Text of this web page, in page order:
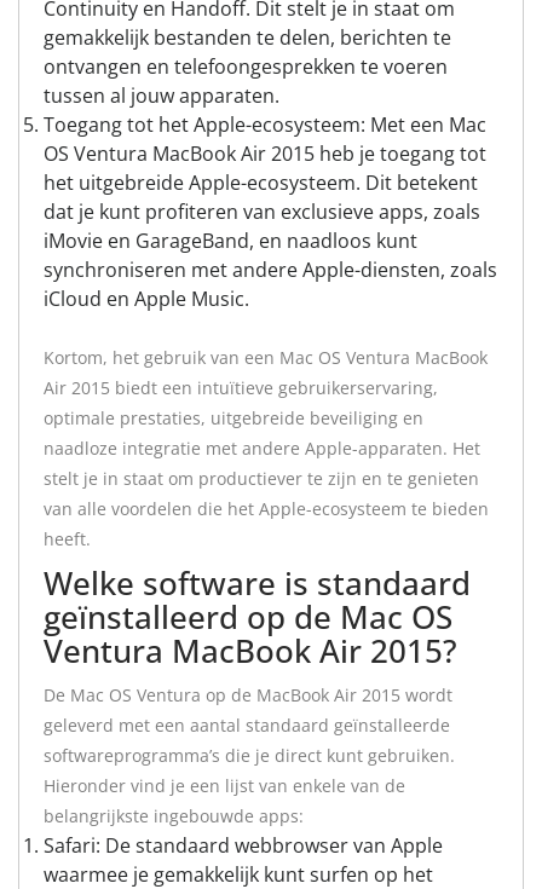
Continuity en Handoff. Dit stelt je in staat om
gemakkelijk bestanden te delen, berichten te
ontvangen en telefoongesprekken te voeren
tussen al jouw apparaten.
Toegang tot het Apple-ecosysteem: Met een Mac
OS Ventura MacBook Air 2015 heb je toegang tot
het uitgebreide Apple-ecosysteem. Dit betekent
dat je kunt profiteren van exclusieve apps, zoals
iMovie en GarageBand, en naadloos kunt
synchroniseren met andere Apple-diensten, zoals
iCloud en Apple Music.
Kortom, het gebruik van een Mac OS Ventura MacBook
Air 2015 biedt een intuïtieve gebruikerservaring,
optimale prestaties, uitgebreide beveiliging en
naadloze integratie met andere Apple-apparaten. Het
stelt je in staat om productiever te zijn en te genieten
van alle voordelen die het Apple-ecosysteem te bieden
heeft.
Welke software is standaard
geïnstalleerd op de Mac OS
Ventura MacBook Air 2015?
De Mac OS Ventura op de MacBook Air 2015 wordt
geleverd met een aantal standaard geïnstalleerde
softwareprogramma’s die je direct kunt gebruiken.
Hieronder vind je een lijst van enkele van de
belangrijkste ingebouwde apps:
Safari: De standaard webbrowser van Apple
waarmee je gemakkelijk kunt surfen op het